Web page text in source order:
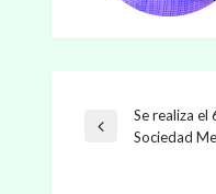
Entrada
Se realiza el
Sociedad